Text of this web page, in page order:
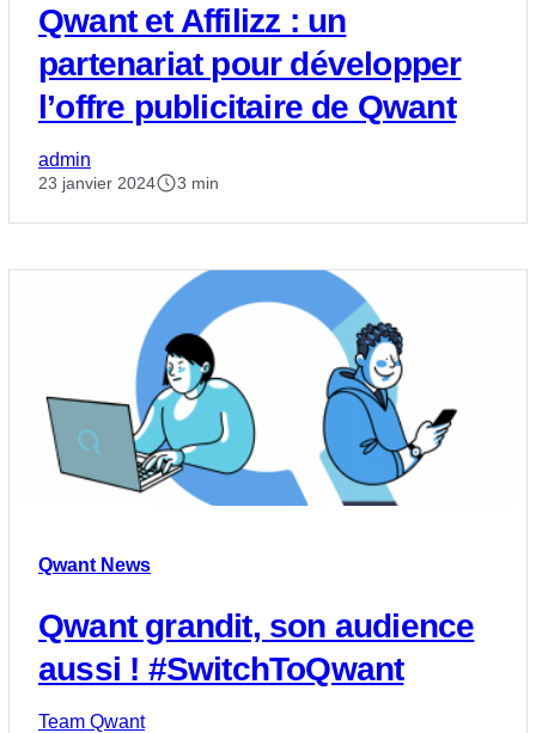
Qwant et Affilizz : un
partenariat pour développer
l’offre publicitaire de Qwant
admin
23 janvier 2024 3 min
Qwant News
Qwant grandit, son audience
aussi ! #SwitchToQwant
Team Qwant